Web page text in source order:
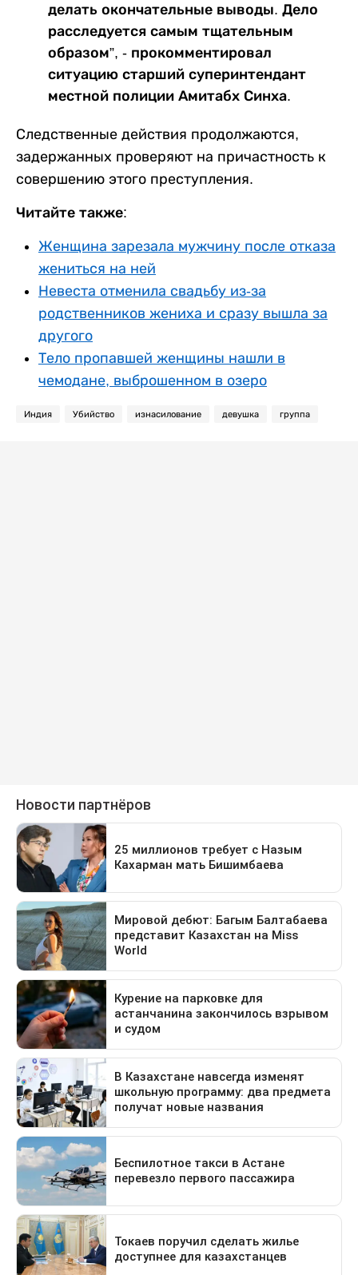
делать окончательные выводы. Дело
расследуется самым тщательным
образом”, - прокомментировал
ситуацию старший суперинтендант
местной полиции Амитабх Синха.
Следственные действия продолжаются,
задержанных проверяют на причастность к
совершению этого преступления.
Читайте также:
Женщина зарезала мужчину после отказа
жениться на ней
Невеста отменила свадьбу из-за
родственников жениха и сразу вышла за
другого
Тело пропавшей женщины нашли в
чемодане, выброшенном в озеро
Индия Убийство изнасилование девушка группа